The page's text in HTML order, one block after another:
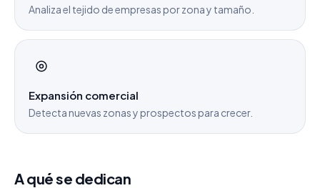
Analiza el tejido de empresas por zona y tamaño.
Expansión comercial
Detecta nuevas zonas y prospectos para crecer.
A qué se dedican